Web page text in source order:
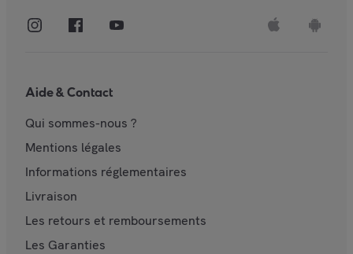
Aide & Contact
Qui sommes-nous ?
Mentions légales
Informations réglementaires
Livraison
Les retours et remboursements
Les Garanties